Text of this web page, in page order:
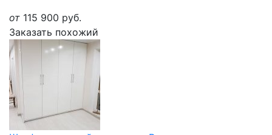
от 115 900 руб.
Заказать похожий